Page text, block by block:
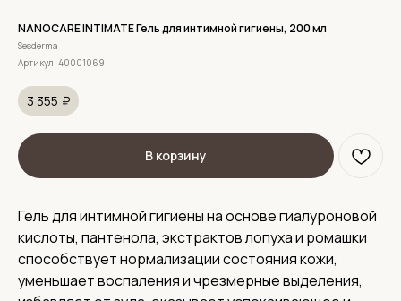
NANOCARE INTIMATE Гель для интимной гигиены, 200 мл
Sesderma
Артикул: 40001069
3 355 ₽
В корзину
Гель для интимной гигиены на основе гиалуроновой
кислоты, пантенола, экстрактов лопуха и ромашки
способствует нормализации состояния кожи,
уменьшает воспаления и чрезмерные выделения,